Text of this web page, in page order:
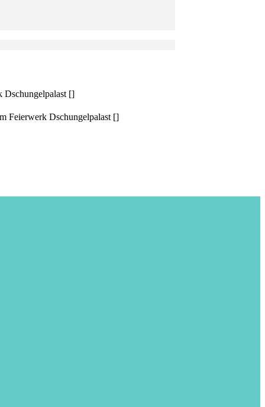
[]
Feierwerk Dschungelpalast []